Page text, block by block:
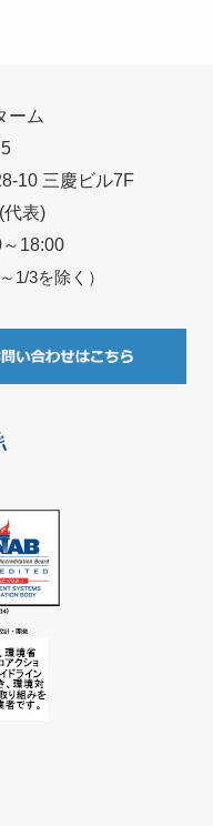
ーム
10 三慶ビル7F
代表)
18:00
1/3を除く）